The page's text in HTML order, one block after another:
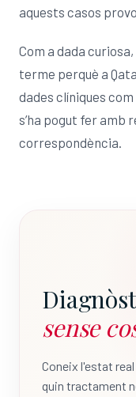
aquests casos
Com a dada
terme perquè a
dades clíniques
s’ha pogut fer
correspondència.
sense
Coneix l'estat
quin tractament